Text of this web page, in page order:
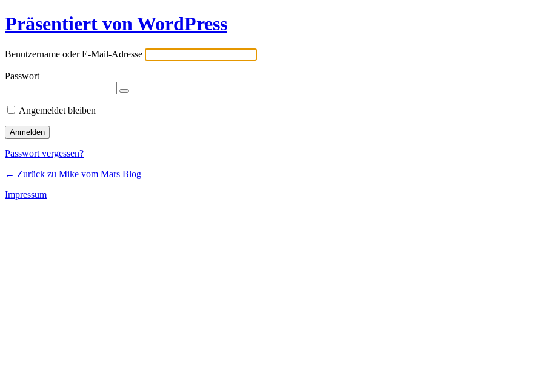
Präsentiert von WordPress
Benutzername oder E-Mail-Adresse
Passwort
Angemeldet bleiben
Passwort vergessen?
← Zurück zu Mike vom Mars Blog
Impressum